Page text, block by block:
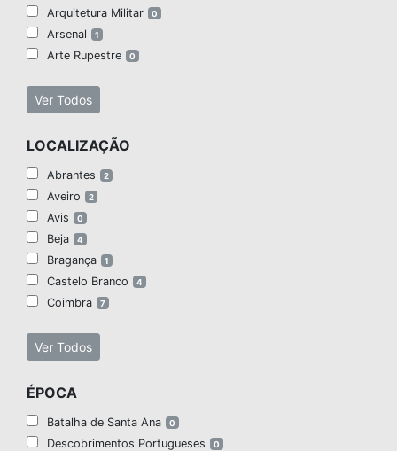
Arquitetura Militar 0
Arsenal 1
Arte Rupestre 0
Ver Todos
LOCALIZAÇÃO
Abrantes 2
Aveiro 2
Avis 0
Beja 4
Bragança 1
Castelo Branco 4
Coimbra 7
Ver Todos
ÉPOCA
Batalha de Santa Ana 0
Descobrimentos Portugueses 0